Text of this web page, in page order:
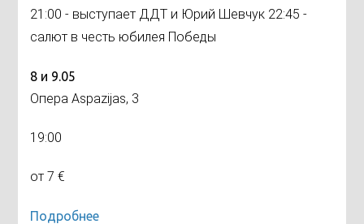
21:00 - выступает ДДТ и Юрий Шевчук 22:45 -
салют в честь юбилея Победы
8 и 9.05
Опера Aspazijas, 3
19:00
от 7 €
Подробнее